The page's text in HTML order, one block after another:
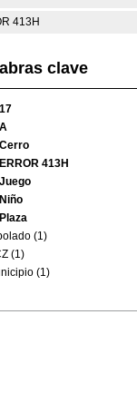
413H
clave
17
A
Cerro
ERROR 413H
Juego
Niño
Plaza
(1)
(1)
(1)